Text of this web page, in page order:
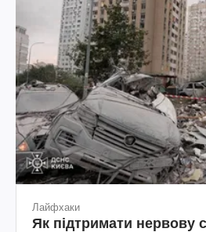
Лайфхаки
Як підтримати нервову